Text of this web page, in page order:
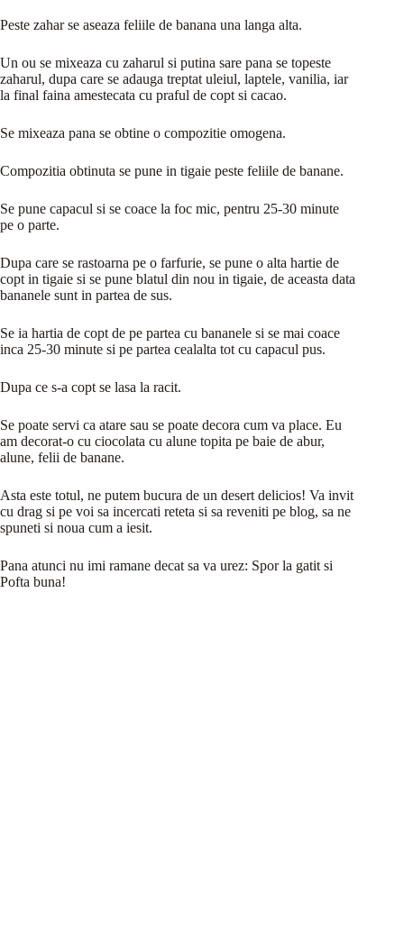
Peste zahar se aseaza feliile de banana una langa alta.
Un ou se mixeaza cu zaharul si putina sare pana se topeste
zaharul, dupa care se adauga treptat uleiul, laptele, vanilia, iar
la final faina amestecata cu praful de copt si cacao.
Se mixeaza pana se obtine o compozitie omogena.
Compozitia obtinuta se pune in tigaie peste feliile de banane.
Se pune capacul si se coace la foc mic, pentru 25-30 minute
pe o parte.
Dupa care se rastoarna pe o farfurie, se pune o alta hartie de
copt in tigaie si se pune blatul din nou in tigaie, de aceasta data
bananele sunt in partea de sus.
Se ia hartia de copt de pe partea cu bananele si se mai coace
inca 25-30 minute si pe partea cealalta tot cu capacul pus.
Dupa ce s-a copt se lasa la racit.
Se poate servi ca atare sau se poate decora cum va place. Eu
am decorat-o cu ciocolata cu alune topita pe baie de abur,
alune, felii de banane.
Asta este totul, ne putem bucura de un desert delicios! Va invit
cu drag si pe voi sa incercati reteta si sa reveniti pe blog, sa ne
spuneti si noua cum a iesit.
Pana atunci nu imi ramane decat sa va urez: Spor la gatit si
Pofta buna!